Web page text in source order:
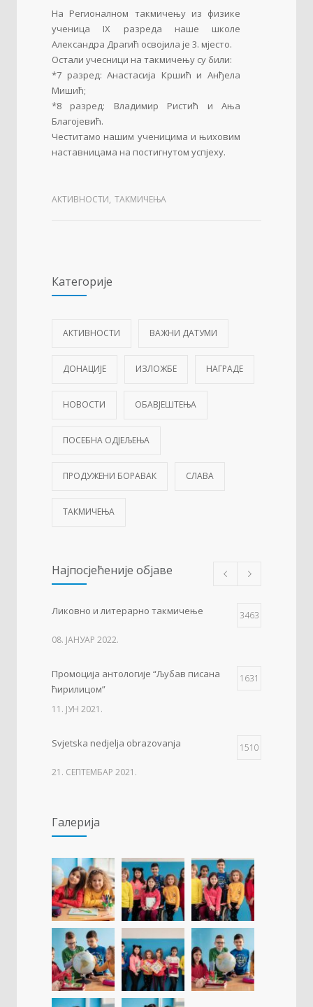
На Регионалном такмичењу из физике
ученица IX разреда наше школе
Александра Драгић освојила је 3. мјесто.
Остали учесници на такмичењу су били:
*7 разред: Анастасија Кршић и Анђела
Мишић;
*8 разред: Владимир Ристић и Ања
Благојевић.
Честитамо нашим ученицима и њиховим
наставницама на постигнутом успјеху.
АКТИВНОСТИ, ТАКМИЧЕЊА
Категорије
АКТИВНОСТИ ВАЖНИ ДАТУМИ
ДОНАЦИЈЕ ИЗЛОЖБЕ НАГРАДЕ
НОВОСТИ ОБАВЈЕШТЕЊА
ПОСЕБНА ОДЈЕЉЕЊА
ПРОДУЖЕНИ БОРАВАК СЛАВА
ТАКМИЧЕЊА
Најпосјећеније објаве
Ликовно и литерарно такмичење 3463
08. ЈАНУАР 2022.
Промоција антологије “Љубав писана
ћирилицом”
1631
11. ЈУН 2021.
Svjetska nedjelja obrazovanja 1510
21. СЕПТЕМБАР 2021.
09. ОКТОБАР 2021.
Прва награда на понос Града Добоја 1428
22. МАРТ 2021.
Дан матерњег језика 1307
23. ФЕБРУАР 2021.
Концентрациони логор Јасеновац (1941-
Галерија